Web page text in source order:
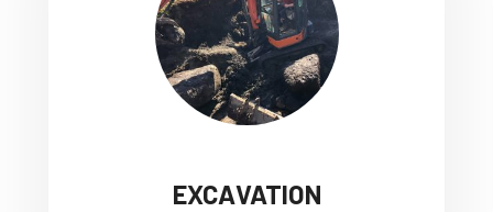
EXCAVATION